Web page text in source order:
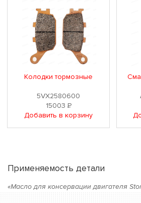
Колодки тормозные
5VX2580600
15003Р
Добавить в корзину
Применяемость детали
«Масло для консервации двигателя